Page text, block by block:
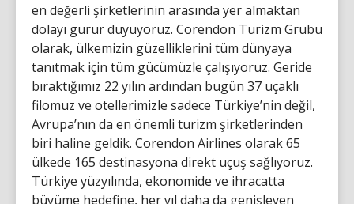
en değerli şirketlerinin arasında yer almaktan
dolayı gurur duyuyoruz. Corendon Turizm Grubu
olarak, ülkemizin güzelliklerini tüm dünyaya
tanıtmak için tüm gücümüzle çalışıyoruz. Geride
bıraktığımız 22 yılın ardından bugün 37 uçaklı
filomuz ve otellerimizle sadece Türkiye’nin değil,
Avrupa’nın da en önemli turizm şirketlerinden
biri haline geldik. Corendon Airlines olarak 65
ülkede 165 destinasyona direkt uçuş sağlıyoruz.
Türkiye yüzyılında, ekonomide ve ihracatta
büyüme hedefine, her yıl daha da genişleyen